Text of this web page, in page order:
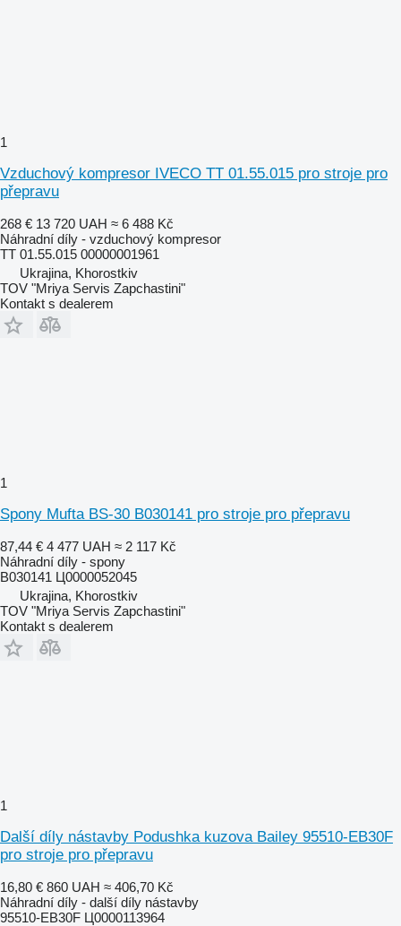
1
Vzduchový kompresor IVECO TT 01.55.015 pro stroje pro
přepravu
268 € 13 720 UAH ≈ 6 488 Kč
Náhradní díly - vzduchový kompresor
ТТ 01.55.015 00000001961
Ukrajina, Khorostkiv
TOV "Mriya Servis Zapchastini"
Kontakt s dealerem
1
Spony Mufta BS-30 B030141 pro stroje pro přepravu
87,44 € 4 477 UAH ≈ 2 117 Kč
Náhradní díly - spony
B030141 Ц0000052045
Ukrajina, Khorostkiv
TOV "Mriya Servis Zapchastini"
Kontakt s dealerem
1
Další díly nástavby Podushka kuzova Bailey 95510-EB30F
pro stroje pro přepravu
16,80 € 860 UAH ≈ 406,70 Kč
Náhradní díly - další díly nástavby
95510-EB30F Ц0000113964